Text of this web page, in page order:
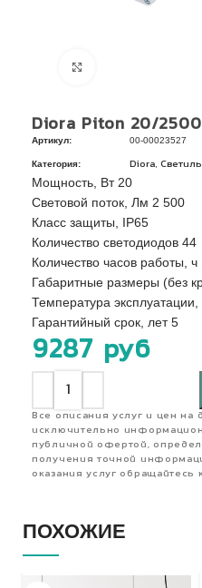
Diora Piton 20/
Артикул: 00-00023527
Категория: Diora
Мощность, Вт 20
Световой поток, Лм 2 500
Класс защиты, IP65
Количество светодиодов 44
Количество часов работы,
Габаритные размеры (без
Температура
Гарантийный срок, лет 5
9287 руб
Все описания услуг и цен на
исключительно
публичной офертой,
получения точной
оказания услуг
ПОХОЖИЕ